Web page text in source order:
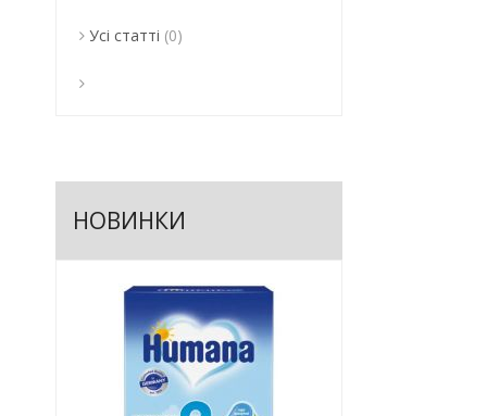
Усі статті (0)
НОВИНКИ